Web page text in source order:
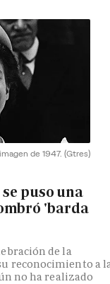
de 1947. (Gtres)
puso una
'barda
de la
reconocimiento a
no ha realizado